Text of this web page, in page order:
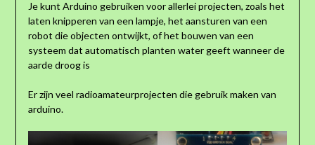
Je kunt Arduino gebruiken voor allerlei projecten, zoals het
laten knipperen van een lampje, het aansturen van een
robot die objecten ontwijkt, of het bouwen van een
systeem dat automatisch planten water geeft wanneer de
aarde droog is
Er zijn veel radioamateurprojecten die gebruik maken van
arduino.